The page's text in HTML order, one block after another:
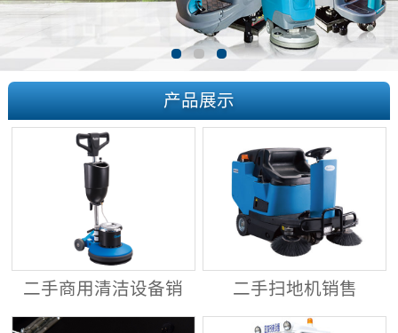
产品展示
二手商用清洁设备销
二手扫地机销售